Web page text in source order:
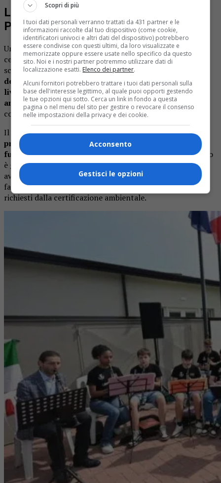
La prima scuola “CasaClima” del
Piemonte
Uno degli aspetti più significativi del progetto riguarda la
certificazione “CasaClima”, ottenuta dal nuovo edificio
scolastico. Secondo l’amministrazione comunale
della prima scuola in Piemonte a raggiungere questo
livello di efficienza energetica e sostenibilità
ambientale, con standard elevati sia sul fronte dei
consumi sia sulla qualità degli ambienti interni.
Il vicesindaco Daniele Baglioneha sottolineato come il
progetto rappresenti un investimento concreto sul
futuro della città e dei suoi servizi educativi. L’obiettivo
è garantire ai bambini spazi sani, tecnologicamente
avanzati e in grado di rispondere alle esigenze delle
famiglie moderne, mantenendo nel tempo gli standard
richiesti dalla certificazione ambientale.
Scopri di più
I tuoi dati personali verranno trattati da 431 partner e le
informazioni raccolte dal tuo dispositivo (come cookie,
identificatori univoci e altri dati del dispositivo) potrebbero
essere condivise con questi ultimi, da loro visualizzate e
memorizzate oppure essere usate nello specifico da questo
sito. Noi e i nostri partner potremmo utilizzare dati di
localizzazione esatti. Elenco dei partner.
Alcuni fornitori potrebbero trattare i tuoi dati personali sulla
base dell'interesse legittimo, al quale puoi opporti gestendo
le tue opzioni qui sotto. Cerca un link in fondo a questa
pagina o nel menu del sito per gestire o revocare il consenso
nelle impostazioni della privacy e dei cookie.
Acconsento
Gestisci le opzioni